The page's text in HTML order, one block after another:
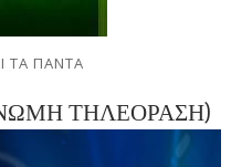
ΤΑ ΠΑΝΤΑ
ΤΗΛΕΟΡΑΣΗ)